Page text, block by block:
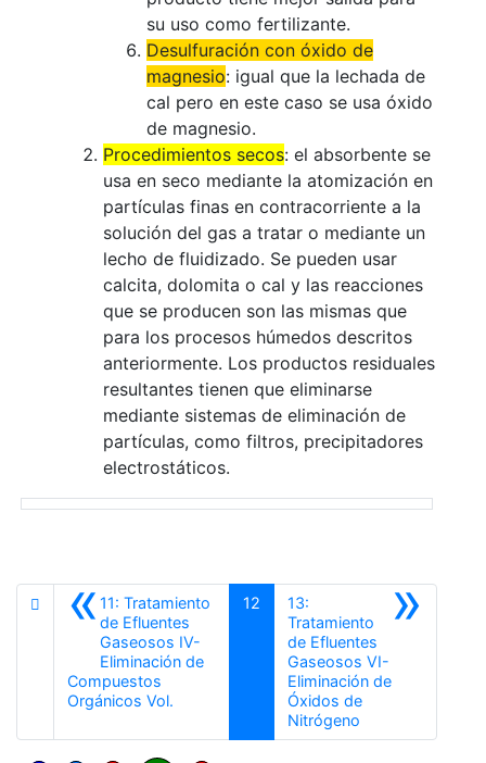
su uso como fertilizante.
Desulfuración con óxido de
magnesio: igual que la lechada de
cal pero en este caso se usa óxido
de magnesio.
Procedimientos secos: el absorbente se
usa en seco mediante la atomización en
partículas finas en contracorriente a la
solución del gas a tratar o mediante un
lecho de fluidizado. Se pueden usar
calcita, dolomita o cal y las reacciones
que se producen son las mismas que
para los procesos húmedos descritos
anteriormente. Los productos residuales
resultantes tienen que eliminarse
mediante sistemas de eliminación de
partículas, como filtros, precipitadores
electrostáticos.
«11: Tratamiento
de Efluentes
Gaseosos IV-
Eliminación de
Compuestos
Orgánicos Vol.
12 »
13:
Tratamiento
de Efluentes
Gaseosos VI-
Eliminación de
Óxidos de
NitrógenoSiguiente